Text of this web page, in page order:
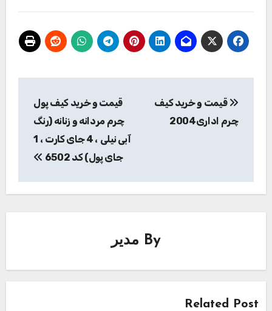
نوشته
قیمت و خرید کیف
چرم اداری2004
قیمت و خرید کیف پول
چرم مردانه و زنانه (رنگ
آبی نیلی ، 4 جای کارت ، 1
جای پول) کد 6502
By مدیر
Related Post